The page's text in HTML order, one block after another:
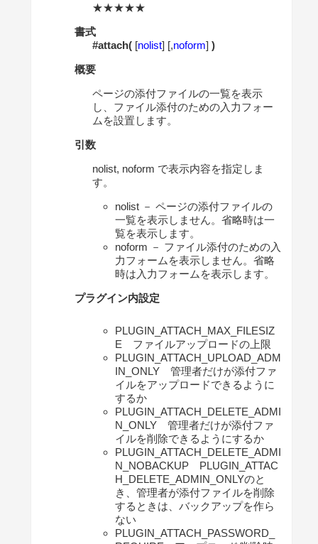
★★★★★
書式
#attach( [nolist] [,noform])
概要
ページの添付ファイルの一覧を表示
し、ファイル添付のための入力フォー
ムを設置します。
引数
nolist, noform で表示内容を指定しま
す。
nolist － ページの添付ファイルの
一覧を表示しません。省略時は一
覧を表示します。
noform － ファイル添付のための入
力フォームを表示しません。省略
時は入力フォームを表示します。
プラグイン内設定
PLUGIN_ATTACH_MAX_FILESIZ
E ファイルアップロードの上限
PLUGIN_ATTACH_UPLOAD_ADM
IN_ONLY 管理者だけが添付ファ
イルをアップロードできるように
するか
PLUGIN_ATTACH_DELETE_ADMI
N_ONLY 管理者だけが添付ファ
イルを削除できるようにするか
PLUGIN_ATTACH_DELETE_ADMI
N_NOBACKUP PLUGIN_ATTAC
H_DELETE_ADMIN_ONLYのと
き、管理者が添付ファイルを削除
するときは、バックアップを作ら
ない
PLUGIN_ATTACH_PASSWORD_